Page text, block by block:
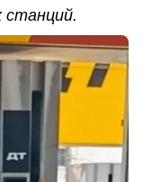
станций.